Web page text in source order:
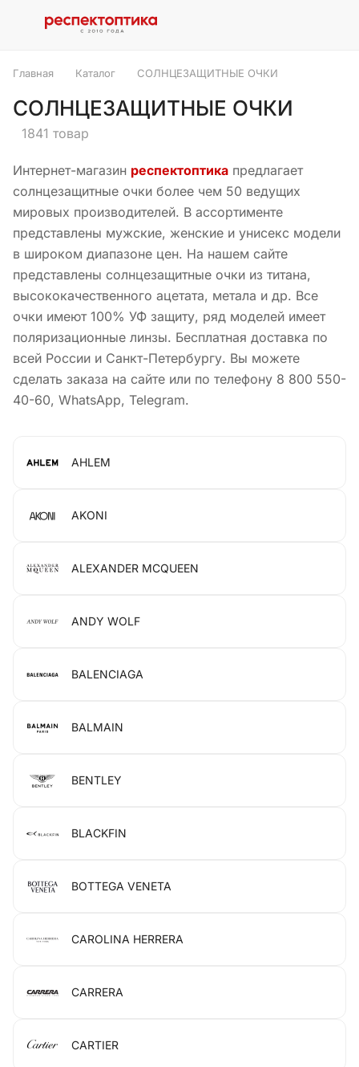
Главная Каталог СОЛНЦЕЗАЩИТНЫЕ ОЧКИ
СОЛНЦЕЗАЩИТНЫЕ ОЧКИ
1841 товар
Интернет-магазин респектоптика предлагает
солнцезащитные очки более чем 50 ведущих
мировых производителей. В ассортименте
представлены мужские, женские и унисекс модели
в широком диапазоне цен. На нашем сайте
представлены солнцезащитные очки из титана,
высококачественного ацетата, метала и др. Все
очки имеют 100% УФ защиту, ряд моделей имеет
поляризационные линзы. Бесплатная доставка по
всей России и Санкт-Петербургу. Вы можете
сделать заказа на сайте или по телефону 8 800 550-
40-60, WhatsApp, Telegram.
AHLEM
AKONI
ALEXANDER MCQUEEN
ANDY WOLF
BALENCIAGA
BALMAIN
BENTLEY
BLACKFIN
BOTTEGA VENETA
CAROLINA HERRERA
CARRERA
CARTIER